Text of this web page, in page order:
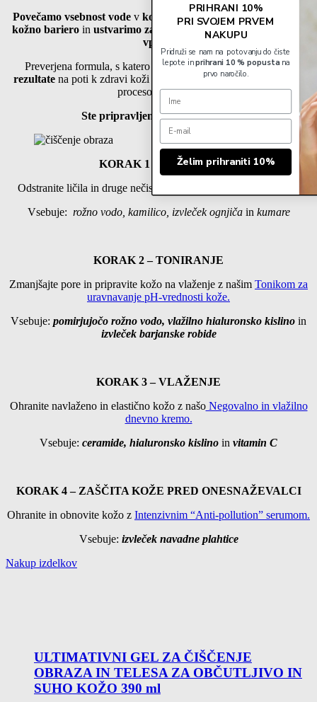
Povečamo vsebnost vodev koži, vzpostavimo nepoškodovano
kožno bariero in ustvarimo zaščito
zunanjimi škodljivimi
vplivi.
Preverjena formula, s katero bomo nedvomno doseglividne
rezultate na poti k zdravi koži in jo obvarovali pred prezgodnjim
procesom staranja.
Ste pripravljeni na preobrazbo?
KORAK 1 – ČIŠČENJE
Odstranite ličila in druge nečistoče z našo
Vsebuje: rožno vodo, kamilico, izvleček ognjiča inkumare
KORAK 2 – TONIRANJE
Zmanjšajte pore in pripravite kožo na vlaženje z našim Tonikom za
uravnavanje pH-vrednosti kože.
Vsebuje: pomirjujočo rožno vodo, vlažilno hialuronsko kislino in
izvleček barjanske robide
KORAK 3 – VLAŽENJE
Ohranite navlaženo in elastično kožo z našoNegovalno in vlažilno
dnevno kremo.
Vsebuje: ceramide, hialuronsko kislino in vitamin C
KORAK 4 – ZAŠČITA KOŽE PRED ONESNAŽEVALCI
Ohranite in obnovite kožo z Intenzivnim “Anti-pollution” serumom.
Vsebuje: izvleček navadne plahtice
Nakup izdelkov
ULTIMATIVNI GEL ZA ČIŠČENJE
OBRAZA IN TELESA ZA OBČUTLJIVO IN
SUHO KOŽO 390 ml
PRIHRANI 10%
PRI SVOJEM PRVEM
NAKUPU
Pridruži se nam na potovanju do čiste
lepote inprihrani 10 % popustana
prvo naročilo.
Želim prihraniti 10%